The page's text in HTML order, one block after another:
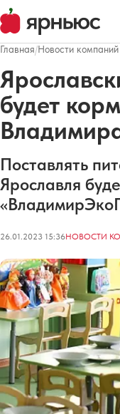
Главная/Новости компаний
будет
Поставлять
Ярославля
26.01.2023 15:36НОВОСТИ